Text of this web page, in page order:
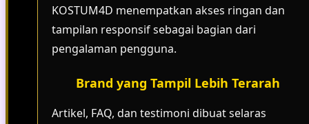
KOSTUM4D menempatkan akses ringan dan
tampilan responsif sebagai bagian dari
pengalaman pengguna.
Brand yang Tampil Lebih Terarah
Artikel, FAQ, dan testimoni dibuat selaras